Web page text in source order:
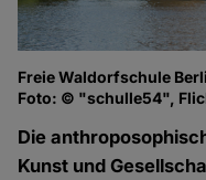
Freie Waldorfschule
Foto: © "schulle54",
Die
Kunst und